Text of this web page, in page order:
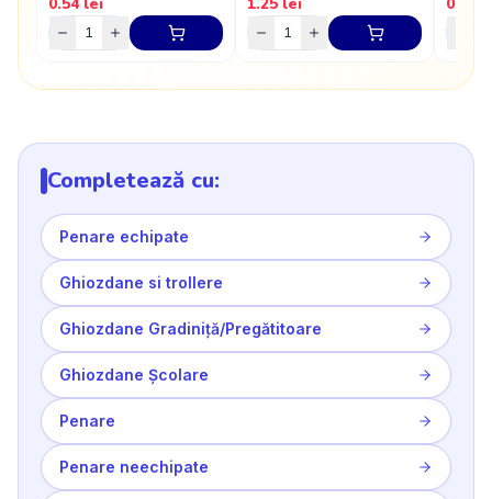
Completează cu:
Penare echipate
Ghiozdane si trollere
Ghiozdane Gradiniță/Pregătitoare
Ghiozdane Școlare
Penare
Penare neechipate